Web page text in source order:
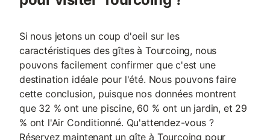
Si nous jetons un coup d'oeil sur les
caractéristiques des gîtes à Tourcoing, nous
pouvons facilement confirmer que c'est une
destination idéale pour l'été. Nous pouvons faire
cette conclusion, puisque nos données montrent
que 32 % ont une piscine, 60 % ont un jardin, et 29
% ont l'Air Conditionné. Qu'attendez-vous ?
Réservez maintenant un gîte à Tourcoing pour